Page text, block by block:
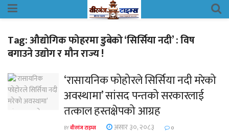
Tag:औद्योगिक फोहरमा डुबेको ‘सिर्सिया नदी’ : विष
बगाउने उद्योग र मौन राज्य !
‘रासायनिक फोहोरले सिर्सिया नदी मरेको
अवस्थामा’ सांसद पन्तको सरकारलाई
तत्काल हस्तक्षेपको आग्रह
BYवीरगंज टाइम्स असार ३०, २०८३ 0